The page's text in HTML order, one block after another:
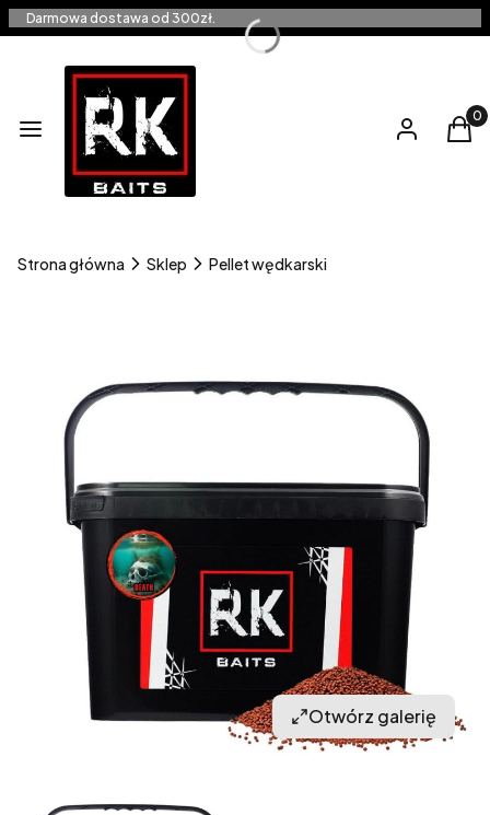
Darmowa dostawa od 300zł.
Menu Zaloguj się
Strona główna Sklep Pellet wędkarski
Otwórz galerię